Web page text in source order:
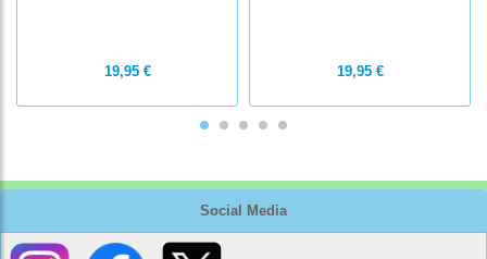
Social Media
19,95 € 19,95 €